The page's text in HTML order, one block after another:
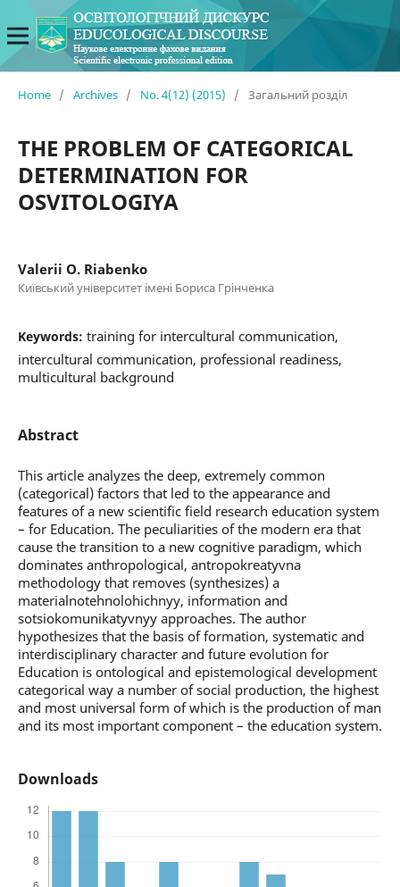
Home / Archives / No. 4(12) (2015) / Загальний розділ
THE PROBLEM OF CATEGORICAL
DETERMINATION FOR
OSVITOLOGIYA
Valerii O. Riabenko
Київський університет імені Бориса Грінченка
Keywords: training for intercultural communication,
intercultural communication, professional readiness,
multicultural background
Abstract
This article analyzes the deep, extremely common
(categorical) factors that led to the appearance and
features of a new scientific field research education system
– for Education. The peculiarities of the modern era that
cause the transition to a new cognitive paradigm, which
dominates anthropological, antropokreatyvna
methodology that removes (synthesizes) a
materialnotehnolohichnyy, information and
sotsiokomunikatyvnyy approaches. The author
hypothesizes that the basis of formation, systematic and
interdisciplinary character and future evolution for
Education is ontological and epistemological development
categorical way a number of social production, the highest
and most universal form of which is the production of man
and its most important component – the education system.
Downloads